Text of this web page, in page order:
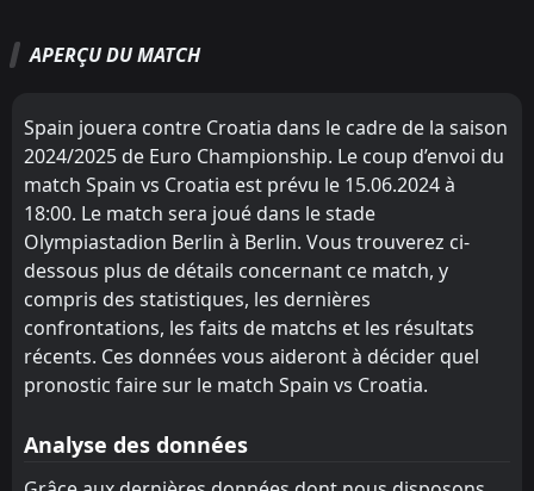
FT
23:00
02Jul
Portugal
Croatia
2
1
FT
21:00
27Jun
Croatia
Ghana
2
FT
23:00
23 Jun
Panama
Croatia
0
W
FT
England
18:45
APERÇU DU MATCH
Spain jouera contre Croatia dans le cadre de la saison
2024/2025 de Euro Championship. Le coup d’envoi du
match Spain vs Croatia est prévu le 15.06.2024 à
18:00. Le match sera joué dans le stade
Olympiastadion Berlin à Berlin. Vous trouverez ci-
dessous plus de détails concernant ce match, y
compris des statistiques, les dernières
confrontations, les faits de matchs et les résultats
récents. Ces données vous aideront à décider quel
pronostic faire sur le match Spain vs Croatia.
Analyse des données